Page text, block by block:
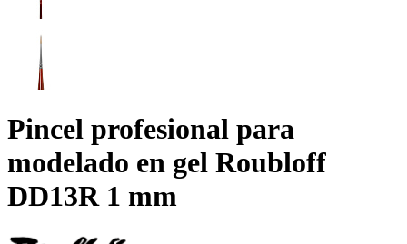
Pincel profesional para
modelado en gel Roubloff
DD13R 1 mm